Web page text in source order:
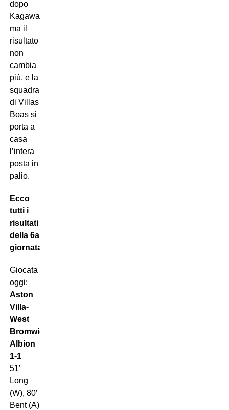
dopo
Kagawa
ma il
risultato
non
cambia
più, e la
squadra
di Villas
Boas si
porta a
casa
l’intera
posta in
palio.
Ecco
tutti i
risultati
della 6a
giornata:
Giocata
oggi:
Aston
Villa-
West
Bromwich
Albion
1-1
51′
Long
(W), 80′
Bent (A)